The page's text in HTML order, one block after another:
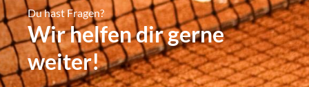
Du hast Fragen?
Wir helfen dir gerne
weiter!